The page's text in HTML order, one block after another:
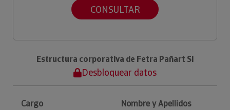
CONSULTAR
Estructura corporativa de Fetra Pañart Sl
Desbloquear datos
Cargo Nombre y Apellidos